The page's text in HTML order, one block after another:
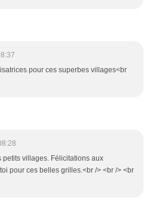
pour ces superbes villages<br
petits villages. Félicitations aux
pour ces belles grilles.<br /> <br /> <br